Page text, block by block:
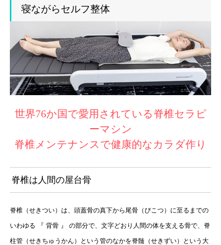
寝ながらセルフ整体
世界76か国で愛用されている脊椎セラピ
ーマシン
脊椎メンテナンスで健康的なカラダ作り
脊椎は人間の屋台骨
脊椎（せきつい）は、頭蓋骨の真下から尾骨（びこつ）に至るまでの
いわゆる 『 背骨 』 の部分で、文字どおり人間の体を支える骨で、脊
柱管（せきちゅうかん）という管のなかを脊髄（せきずい）という大